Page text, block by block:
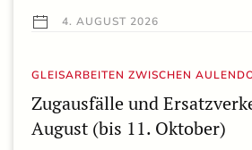
4. AUGUST 2026
GLEISARBEITEN ZWISCHEN
Zugausfälle und
August (bis 11. Oktober)